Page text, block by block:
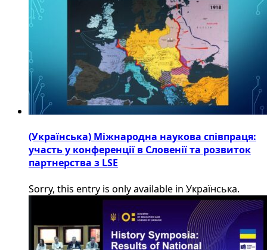
(Українська) Міжнародна наукова співпраця:
участь у конференції в Словенії та розвиток
партнерства з LSE
Sorry, this entry is only available in Українська.